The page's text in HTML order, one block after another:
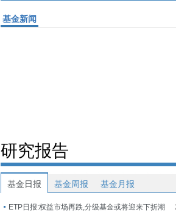
基金新闻
研究报告
基金日报 基金周报 基金月报
ETP日报:权益市场再跌,分级基金或将迎来下折潮